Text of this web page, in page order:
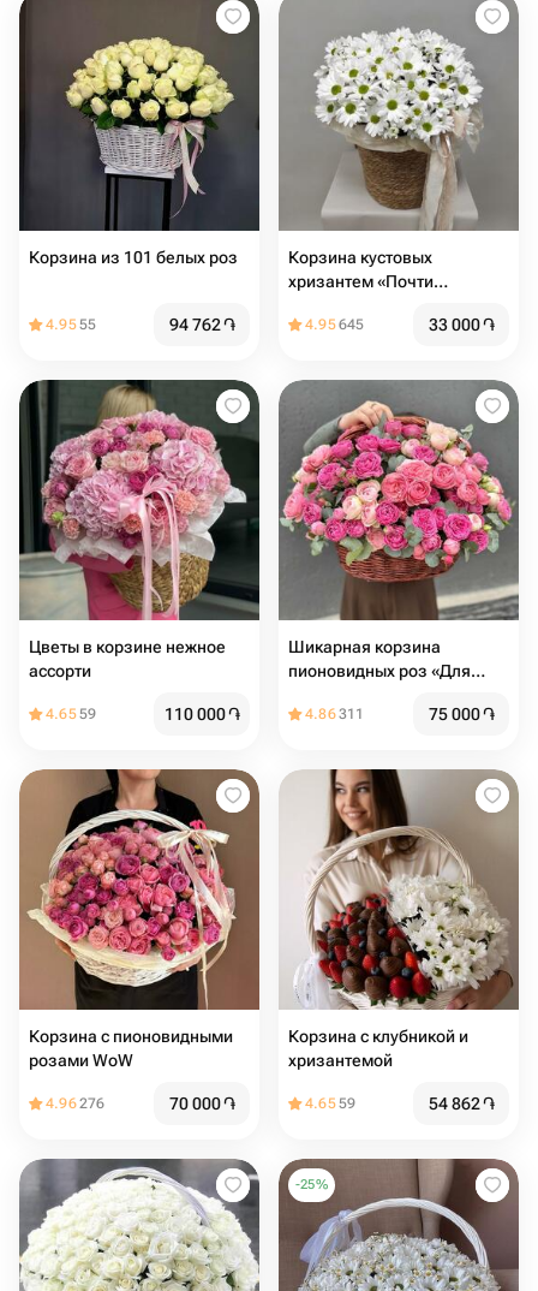
Корзина из 101 белых роз
4.9555 94 762֏
Корзина кустовых
хризантем «Почти
4.95645 33 000֏
Цветы в корзине нежное
ассорти
4.6559 110 000֏
Шикарная корзина
пионовидных роз «Для
4.86311 75 000֏
Корзина с пионовидными
розами WoW
4.96276 70 000֏
Корзина с клубникой и
хризантемой
4.6559 54 862֏
-25%